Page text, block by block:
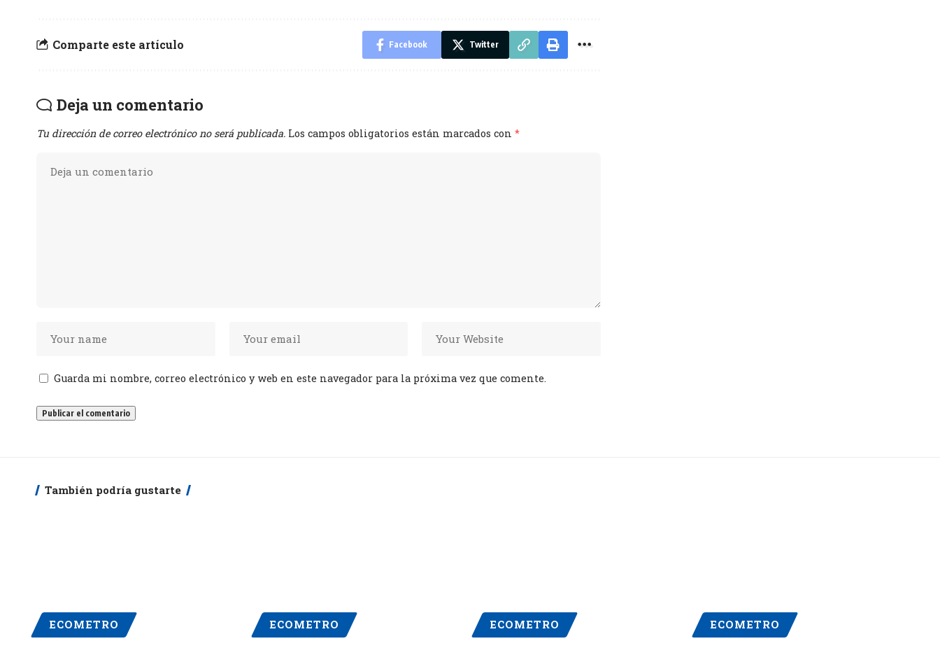
Comparte este artículo Facebook Twitter
Deja un comentario
Tu dirección de correo electrónico no será publicada. Los campos obligatorios están marcados con *
Guarda mi nombre, correo electrónico y web en este navegador para la próxima vez que comente.
También podría gustarte
ECOMETRO ECOMETRO ECOMETRO ECOMETRO